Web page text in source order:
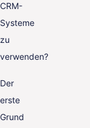
CRM-
Systeme
zu
verwenden?
Der
erste
Grund